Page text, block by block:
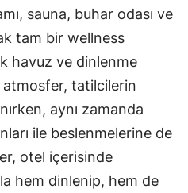
sauna, buhar odası ve
tam bir wellness
havuz ve dinlenme
atmosfer, tatilcilerin
aynı zamanda
ile beslenmelerine de
otel içerisinde
hem dinlenip, hem de